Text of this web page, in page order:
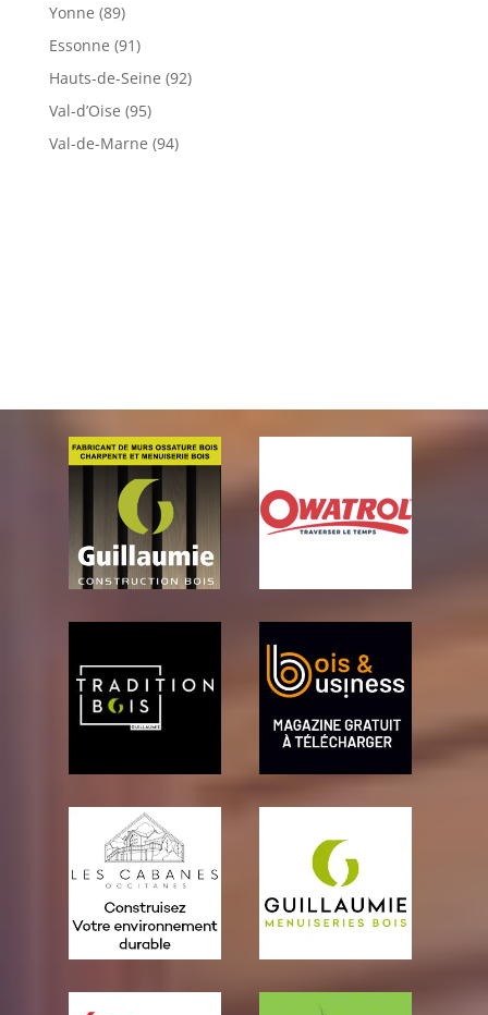
Yonne (89)
Essonne (91)
Hauts-de-Seine (92)
Val-d’Oise (95)
Val-de-Marne (94)